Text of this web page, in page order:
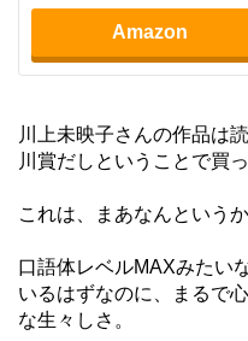
Amazon
川上未映子さんの作品は
川賞だしということで買
これは、まあなんという
口語体レベルMAXみたい
いるはずなのに、まるで
な生々しさ。